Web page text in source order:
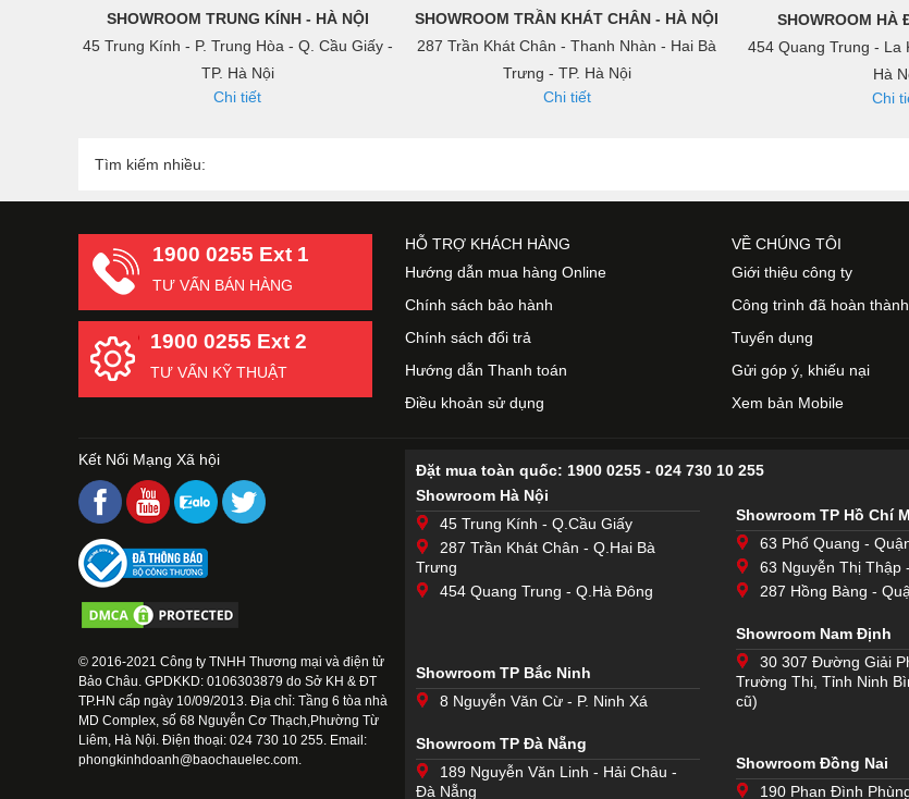
SHOWROOM TRUNG KÍNH - HÀ NỘI
45 Trung Kính - P. Trung Hòa - Q. Cầu Giấy -
TP. Hà Nội
Chi tiết
SHOWROOM TRẦN KHÁT CHÂN - HÀ NỘI
287 Trần Khát Chân - Thanh Nhàn - Hai Bà
Trưng - TP. Hà Nội
Chi tiết
SHOWROOM HÀ
454 Quang Trung - La
Hà
Chi
Tìm kiếm nhiều:
1900 0255 Ext 1
TƯ VẤN BÁN HÀNG
1900 0255 Ext 2
TƯ VẤN KỸ THUẬT
HỖ TRỢ KHÁCH HÀNG
Hướng dẫn mua hàng Online
Chính sách bảo hành
Chính sách đổi trả
Hướng dẫn Thanh toán
Điều khoản sử dụng
VỀ CHÚNG TÔI
Giới thiệu công ty
Công trình đã hoàn thành
Tuyển dụng
Gửi góp ý, khiếu nại
Xem bản Mobile
Kết Nối Mạng Xã hội
© 2016-2021 Công ty TNHH Thương mại và điện tử
Bảo Châu. GPDKKD: 0106303879 do Sở KH & ĐT
TP.HN cấp ngày 10/09/2013. Địa chỉ: Tầng 6 tòa nhà
MD Complex, số 68 Nguyễn Cơ Thạch,Phường Từ
Liêm, Hà Nội. Điện thoại: 024 730 10 255. Email:
phongkinhdoanh@baochauelec.com.
Đặt mua toàn quốc: 1900 0255 - 024 730 10 255
Showroom Hà Nội
45 Trung Kính - Q.Cầu Giấy
287 Trần Khát Chân - Q.Hai Bà
Trưng
454 Quang Trung - Q.Hà Đông
Showroom TP Hồ Chí
63 Phổ Quang -
63 Nguyễn Thị Thập
287 Hồng Bàng -
Showroom TP Bắc Ninh
8 Nguyễn Văn Cừ - P. Ninh Xá
Showroom Nam Định
30 307 Đường Giải
Trường Thi, Tỉnh Ninh
cũ)
Showroom TP Đà Nẵng
189 Nguyễn Văn Linh - Hải Châu -
Đà Nẵng
Showroom Đồng Nai
190 Phan Đình